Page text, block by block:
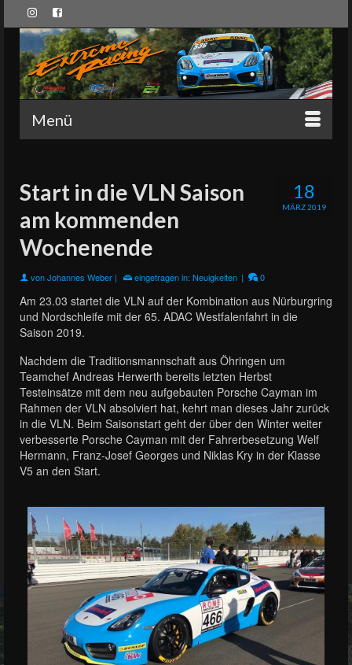
Menü
18
MÄRZ 2019
Start in die VLN Saison
am kommenden
Wochenende
vonJohannes Weber | eingetragen in: Neuigkeiten | 0
Am 23.03 startet die VLN auf der Kombination aus Nürburgring
und Nordschleife mit der 65. ADAC Westfalenfahrt in die
Saison 2019.
Nachdem die Traditionsmannschaft aus Öhringen um
Teamchef Andreas Herwerth bereits letzten Herbst
Testeinsätze mit dem neu aufgebauten Porsche Cayman im
Rahmen der VLN absolviert hat, kehrt man dieses Jahr zurück
in die VLN. Beim Saisonstart geht der über den Winter weiter
verbesserte Porsche Cayman mit der Fahrerbesetzung Welf
Hermann, Franz-Josef Georges und Niklas Kry in der Klasse
V5 an den Start.